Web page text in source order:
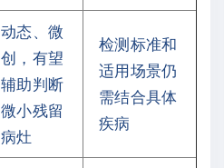
动态、微
创，有望
辅助判断
微小残留
病灶
检测标准和
适用场景仍
需结合具体
疾病